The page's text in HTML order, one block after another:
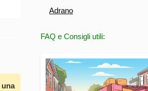
Adrano
FAQ e Consigli utili:
una